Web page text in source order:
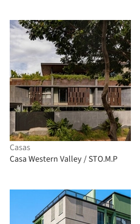
Casas
Casa Western Valley / STO.M.P